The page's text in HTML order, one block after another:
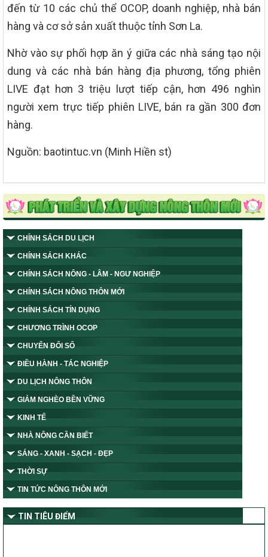
đến từ 10 các chủ thể OCOP, doanh nghiệp, nhà bán
hàng và cơ sở sản xuất thuộc tỉnh Sơn La.
Nhờ vào sự phối hợp ăn ý giữa các nhà sáng tạo nội
dung và các nhà bán hàng địa phương, tổng phiên
LIVE đạt hơn 3 triệu lượt tiếp cận, hơn 496 nghìn
người xem trực tiếp phiên LIVE, bán ra gần 300 đơn
hàng.
Nguồn: baotintuc.vn (Minh Hiền st)
CHÍNH SÁCH DU LỊCH
CHÍNH SÁCH KHÁC
CHÍNH SÁCH NÔNG - LÂM - NGƯ NGHIỆP
CHÍNH SÁCH NÔNG THÔN MỚI
CHÍNH SÁCH TÍN DỤNG
CHƯƠNG TRÌNH OCOP
CHUYỂN ĐỔI SỐ
ĐIỀU HÀNH - TÁC NGHIỆP
DU LỊCH NÔNG THÔN
GIẢM NGHÈO BỀN VỮNG
KINH TẾ
NHÀ NÔNG CẦN BIẾT
SÁNG - XANH - SẠCH - ĐẸP
THỜI SỰ
TIN TỨC NÔNG THÔN MỚI
TIN TIÊU ĐIỂM